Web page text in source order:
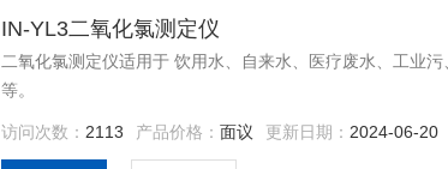
IN-YL3二氧化氯测定仪
二氧化氯测定仪适用于 饮用水、自来水、医疗废水、工业
等。
访问次数： 2113 产品价格： 面议 更新日期： 2024-06-20